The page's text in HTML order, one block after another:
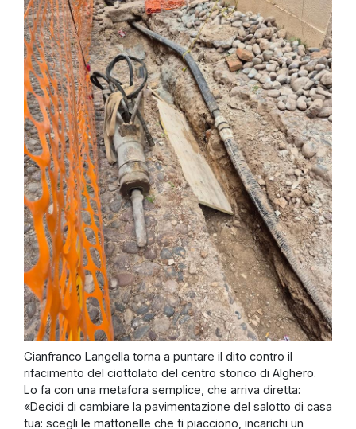
Gianfranco Langella torna a puntare il dito contro il
rifacimento del ciottolato del centro storico di Alghero.
Lo fa con una metafora semplice, che arriva diretta:
«Decidi di cambiare la pavimentazione del salotto di casa
tua: scegli le mattonelle che ti piacciono, incarichi un